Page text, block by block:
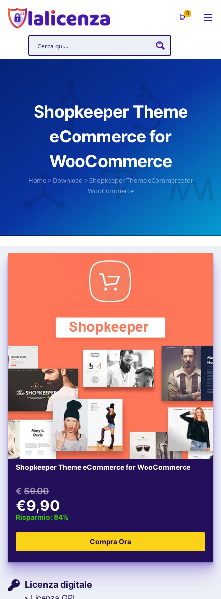
0
Shopkeeper Theme
eCommerce for
WooCommerce
Home> Download >Shopkeeper Theme eCommerce for
WooCommerce
Shopkeeper Theme eCommerce for WooCommerce
€ 59.00
€9,90
Risparmio: 84%
Licenza digitale